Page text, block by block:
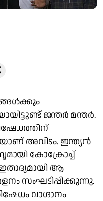
ജന്തർ മന്തർ.
അവിടം. ഇന്ത്യൻ
കോക്രോച്ച്
ആ
സംഘടിപ്പിക്കുന്നു.
വാഗ്ദാനം